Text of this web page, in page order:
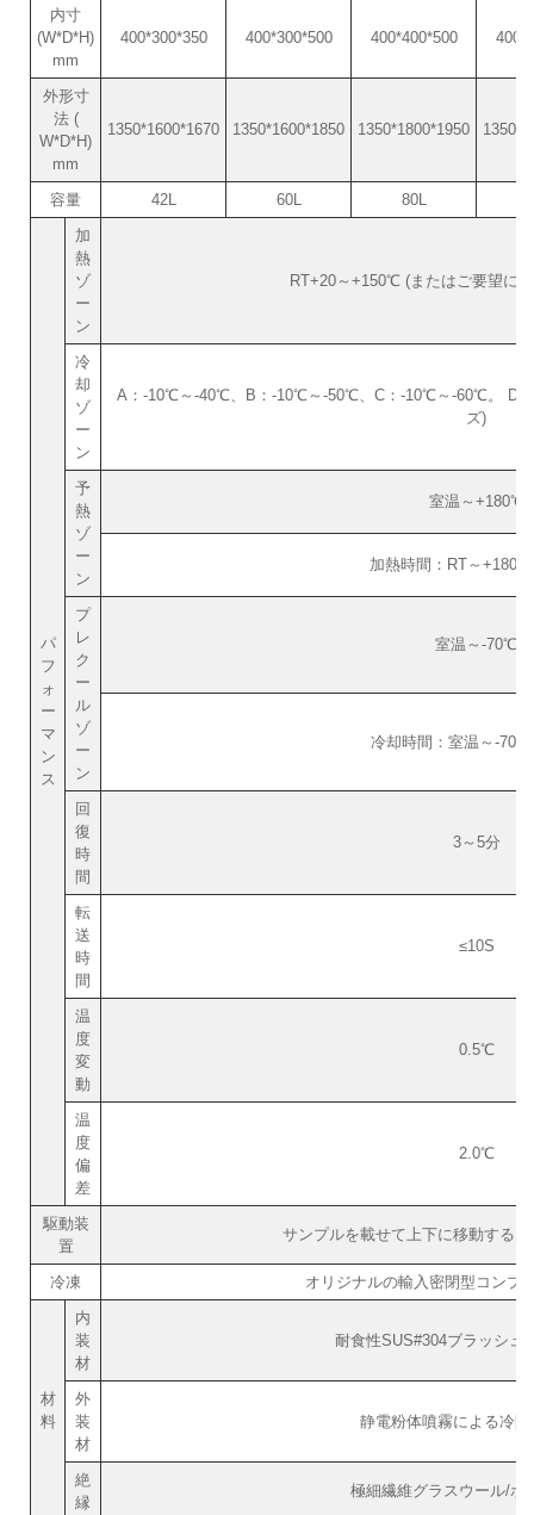
内寸
(W*D*H)
mm
400*300*350 400*300*500 400*400*500
外形寸
法 (
W*D*H)
mm
1350*1600*1670 1350*1600*1850 1350*1800*1950
容量 42L 60L 80L
パ
フ
ォ
ー
マ
ン
ス
加
熱
ゾ
ー
ン
RT+20～+150℃ (またはご要望に
冷
却
ゾ
ー
ン
A：-10℃～-40℃、B：-10℃～-50℃、C：-10℃～-60℃。 D:-
ズ)
予
熱
ゾ
ー
ン
室温～+180℃
加熱時間：RT～+180℃
プ
レ
ク
ー
ル
ゾ
ー
ン
室温～-70℃
冷却時間：室温～-70℃
回
復
時
間
3～5分
転
送
時
間
≤10S
温
度
変
動
0.5℃
温
度
偏
差
2.0℃
駆動装
置
サンプルを載せて上下に移動する
冷凍 オリジナルの輸入密閉型コンプ
材
料
内
装
材
耐食性SUS#304ブラッシュ
外
装
材
静電粉体噴霧による冷
絶
縁
極細繊維グラスウール/ポ